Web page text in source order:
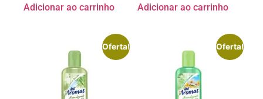
Adicionar ao carrinho Adicionar ao carrinho
Oferta! Oferta!